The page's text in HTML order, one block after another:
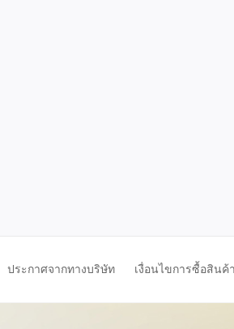
ประกาศจากทางบริษัท เงื่อนไขการซื้อสินค้า